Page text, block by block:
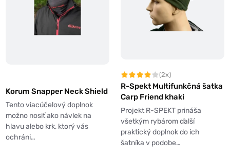
Korum Snapper Neck Shield
Tento viacúčelový doplnok
možno nosiť ako návlek na
hlavu alebo krk, ktorý vás
ochráni…
(2x)
R-Spekt Multifunkčná šatka
Carp Friend khaki
Projekt R-SPEKT prináša
všetkým rybárom ďalší
praktický doplnok do ich
šatníka v podobe…